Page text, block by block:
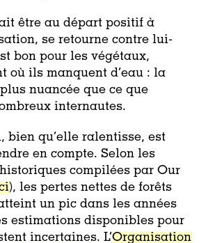
être au départ positif à
se retourne contre lui-
bon pour les végétaux,
où ils manquent d’eau : la
nuancée que ce que
internautes.
bien qu’elle ralentisse, est
en compte. Selon les
compilées par Our
), les pertes nettes de forêts
un pic dans les années
estimations disponibles pour
incertaines. L’Organisation